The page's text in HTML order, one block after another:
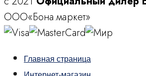
ООО«Бона.маркет»
Главная страница